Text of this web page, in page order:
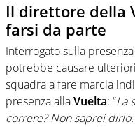
Il direttore della
farsi da parte
Interrogato sulla
potrebbe causare
squadra a fare marcia
presenza allaVuelta: “La
correre? Non saprei dirlo.